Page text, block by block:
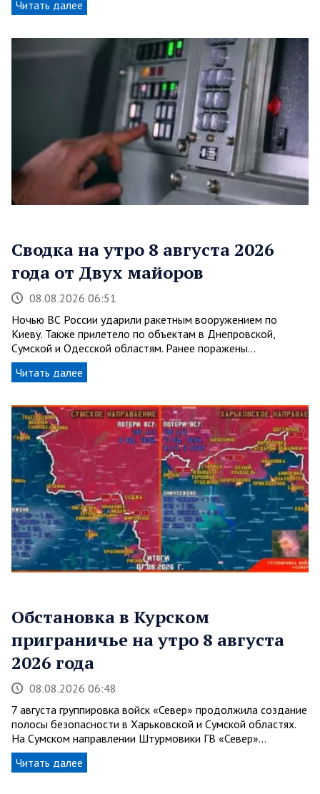
Читать далее
Сводка на утро 8 августа 2026
года от Двух майоров
08.08.2026 06:51
Ночью ВС России ударили ракетным вооружением по
Киеву. Также прилетело по объектам в Днепровской,
Сумской и Одесской областям. Ранее поражены…
Читать далее
Обстановка в Курском
приграничье на утро 8 августа
2026 года
08.08.2026 06:48
7 августа группировка войск «Север» продолжила создание
полосы безопасности в Харьковской и Сумской областях.
На Сумском направлении Штурмовики ГВ «Север»…
Читать далее